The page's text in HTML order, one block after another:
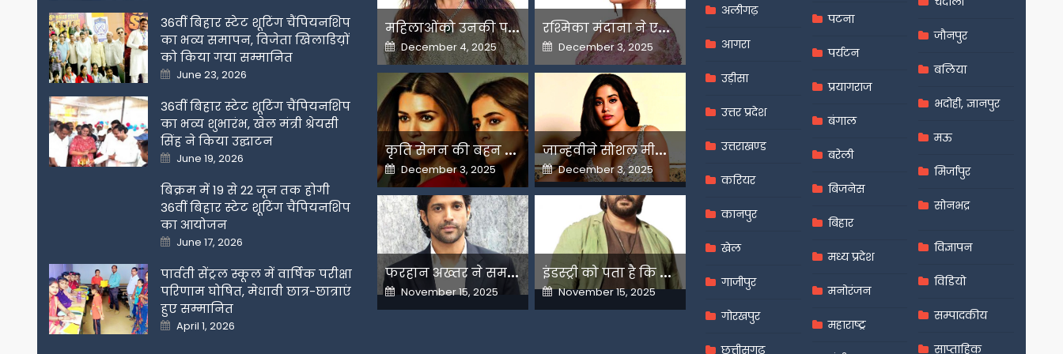
36वीं बिहार स्टेट शूटिंग चैंपियनशिप
का भव्य समापन, विजेता खिलाडिय़ों
को किया गया सम्मानित
Posted
on
June 23, 2026
36वीं बिहार स्टेट शूटिंग चैंपियनशिप
का भव्य शुभारंभ, खेल मंत्री श्रेयसी
सिंह ने किया उद्घाटन
Posted
on
June 19, 2026
बिक्रम में 19 से 22 जून तक होगी
36वीं बिहार स्टेट शूटिंग चैंपियनशिप
का आयोजन
Posted
on
June 17, 2026
पार्वती सेंट्रल स्कूल में वार्षिक परीक्षा
परिणाम घोषित, मेधावी छात्र-छात्राएं
हुए सम्मानित
Posted
on
April 1, 2026
म
हिलाओंको उनकी पसंद के लिए उन्हें जज किया जाता है-मलाइका
Posted
on
December 4, 2025
र
श्मिका मंदाना ने एआई के बढ़ते दुरुपयोग पर जतायी नाराजगी
Posted
on
December 3, 2025
क
ृति सेनन की बहन नूपुर अगले महीने करेंगी डेस्टिनेशन मैरिज
Posted
on
December 3, 2025
ज
ान्हवीने सोशल मीडियापर उठाये सवाल
Posted
on
December 3, 2025
फ
रहान अख्तर ने समझाया देशभक्ति और अंधभक्ति का फर्क
Posted
on
November 15, 2025
इ
ंडस्ट्री को पता है कि मैं कहीं नहीं जाने वाला-अरशद वारसी
Posted
on
November 15, 2025
अलीगढ़
आगरा
उड़ीसा
उत्तर प्रदेश
उत्तराखण्ड
करियर
कानपुर
खेल
गाजीपुर
गोरखपुर
छत्तीसगढ़
पटना
पर्यटन
प्रयागराज
बंगाल
बरेली
बिजनेस
बिहार
मध्य प्रदेश
मनोरंजन
महाराष्ट्र
जौनपुर
बलिया
भदोही, ज्ञानपुर
मऊ
मिर्जापुर
सोनभद्र
विज्ञापन
विडियो
सम्पादकीय
साप्ताहिक